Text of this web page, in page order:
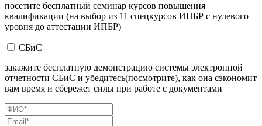
посетите бесплатный семинар курсов повышения
квалификации (на выбор из 11 спецкурсов ИПБР с нулевого
уровня до аттестации ИПБР)
СБиС
закажите бесплатную демонстрацию системы электронной
отчетности СБиС и убедитесь(посмотрите), как она сэкономит
вам время и сбережет силы при работе с документами